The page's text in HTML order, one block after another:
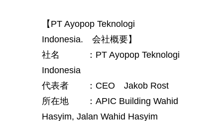
【PT Ayopop Teknologi
Indonesia. 会社概要】
社名 ：PT Ayopop Teknologi
Indonesia
代表者 ：CEO Jakob Rost
所在地 ：APIC Building Wahid
Hasyim, Jalan Wahid Hasyim